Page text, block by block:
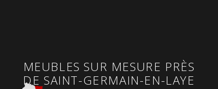
MEUBLES SUR MESURE PRÈS
DE SAINT-GERMAIN-EN-LAYE